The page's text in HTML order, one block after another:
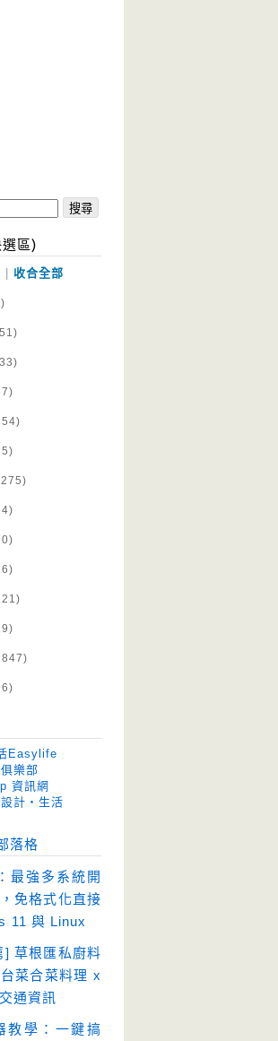
區)
收合全部
戲
體
(43)
(33)
(677)
(28)
(9)
(60)
(52)
(81)
(23)
(92)
Easylife
樂部
資訊網
計‧生活
落格
最強多系統開
免格式化直接
11 與 Linux
] 草根匯私廚料
菜合菜料理 x
通資訊
教學：一鍵搞